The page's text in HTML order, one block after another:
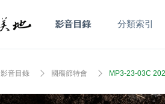
影音目錄 分類索引
影音目錄 國殤節特會 MP3-23-03C